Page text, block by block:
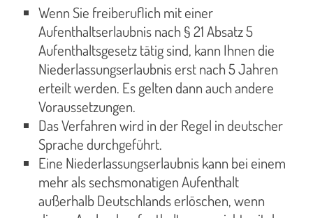
Wenn Sie freiberuflich mit einer
Aufenthaltserlaubnis nach § 21 Absatz 5
Aufenthaltsgesetz tätig sind, kann Ihnen die
Niederlassungserlaubnis erst nach 5 Jahren
erteilt werden. Es gelten dann auch andere
Voraussetzungen.
Das Verfahren wird in der Regel in deutscher
Sprache durchgeführt.
Eine Niederlassungserlaubnis kann bei einem
mehr als sechsmonatigen Aufenthalt
außerhalb Deutschlands erlöschen, wenn